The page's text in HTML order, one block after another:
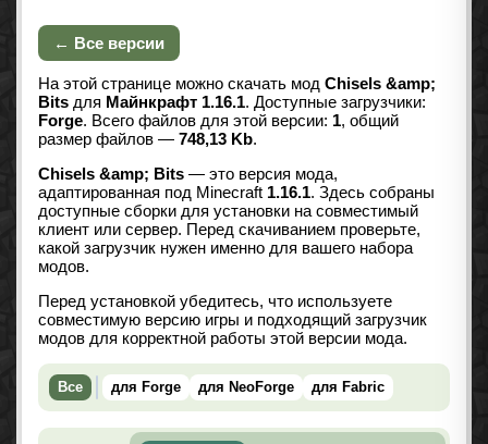
← Все версии
На этой странице можно скачать мод Chisels &amp;
Bits для Майнкрафт 1.16.1. Доступные загрузчики:
Forge. Всего файлов для этой версии: 1, общий
размер файлов — 748,13 Kb.
Chisels &amp; Bits — это версия мода,
адаптированная под Minecraft 1.16.1. Здесь собраны
доступные сборки для установки на совместимый
клиент или сервер. Перед скачиванием проверьте,
какой загрузчик нужен именно для вашего набора
модов.
Перед установкой убедитесь, что используете
совместимую версию игры и подходящий загрузчик
модов для корректной работы этой версии мода.
Все для Forge для NeoForge для Fabric